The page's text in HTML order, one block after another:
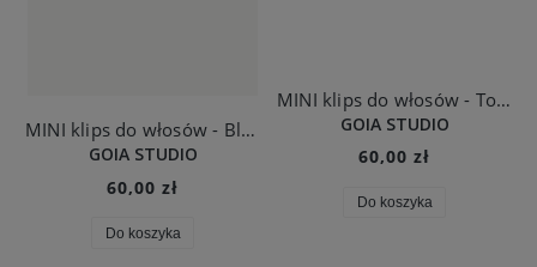
MINI klips do włosów - Black
GOIA STUDIO
60,00 zł
Do koszyka
MINI klips do włosów - Tortoise
GOIA STUDIO
60,00 zł
Do koszyka